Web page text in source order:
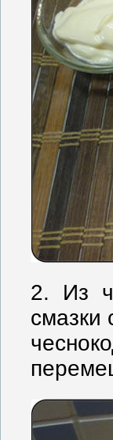
2. Из
смазки